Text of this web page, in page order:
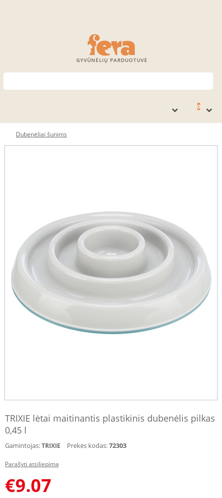
GYVŪNĖLIŲ PARDUOTUVĖ
0
Dubenėliai šunims
TRIXIE lėtai maitinantis plastikinis dubenėlis pilkas
0,45 l
Gamintojas:TRIXIE Prekės kodas:72303
Parašyti atsiliepimą
€9.07